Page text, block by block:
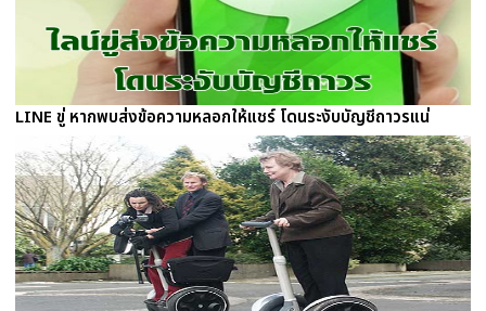
LINE ขู่ หากพบส่งข้อความหลอกให้แชร์ โดนระงับบัญชีถาวรแน่